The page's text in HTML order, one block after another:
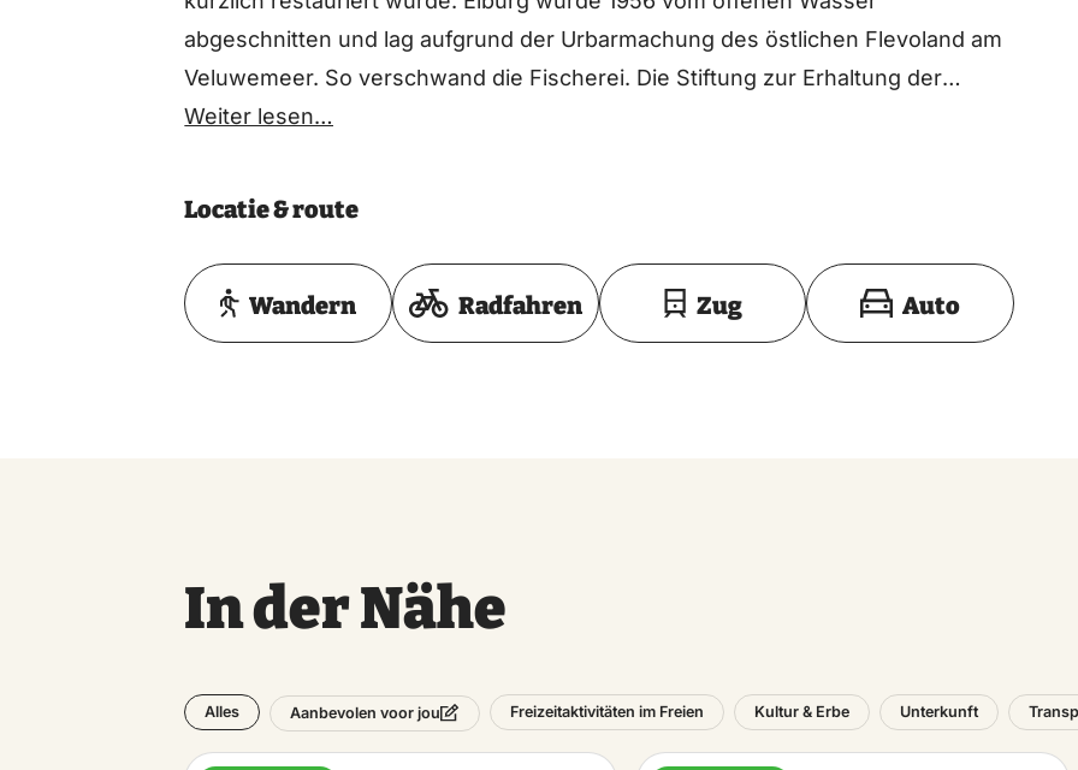
abgeschnitten und lag aufgrund der Urbarmachung des östlichen Flevoland am
Veluwemeer. So verschwand die Fischerei. Die Stiftung zur Erhaltung der
Elburger Botter versucht, einen Teil der historischen Pracht von Elburg zu
Weiter lesen…
Locatie & route
Toon op kaart
Wandern Radfahren Zug Auto
In der Nähe
Alles Aanbevolen voor jou Freizeitaktivitäten im Freien Kultur & Erbe Unterkunft